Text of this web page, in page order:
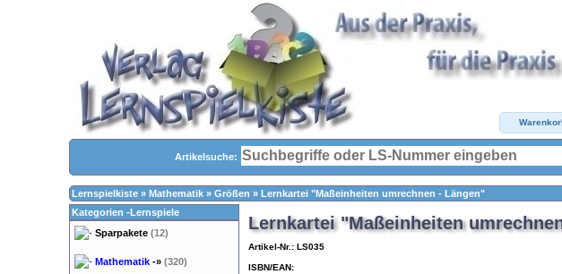
Artikelsuche:
Lernspielkiste » Mathematik » Größen » Lernkartei "Maßeinheiten umrechnen - Längen"
Lernkartei "Maßeinheiten
Artikel-Nr.: LS035
ISBN/EAN:
Kategorien -Lernspiele
Sparpakete (12)
Mathematik -» (320)